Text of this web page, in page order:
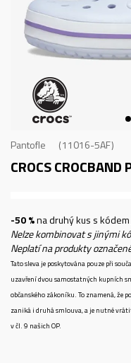
Pantofle 11016-5AF
CROCS CROCBAND
-50 %na druhý kus s kódem
Nelze kombinovat s jinými
Neplatí na produkty
Tato sleva je poskytována pouze při
uzavření dvou samostatných kupních
občanského zákoníku. To znamená, že
zaniká i druhá smlouva, a je nutné
v čl. 9 našich OP.